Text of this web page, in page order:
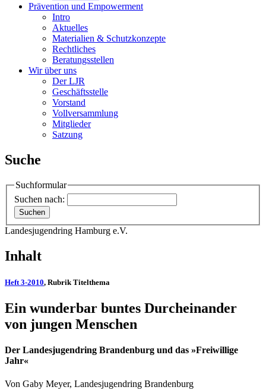
Prävention und Empowerment
Intro
Aktuelles
Materialien & Schutzkonzepte
Rechtliches
Beratungsstellen
Wir über uns
Der LJR
Geschäftsstelle
Vorstand
Vollversammlung
Mitglieder
Satzung
Suche
Suchformular
Suchen nach:
Landesjugendring Hamburg e.V.
Inhalt
Heft 3-2010, Rubrik Titelthema
Ein wunderbar buntes Durcheinander
von jungen Menschen
Der Landesjugendring Brandenburg und das »Freiwillige
Jahr«
Von Gaby Meyer, Landesjugendring Brandenburg